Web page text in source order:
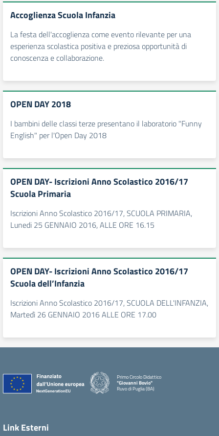
Accoglienza Scuola Infanzia
La festa dell'accoglienza come evento rilevante per una
esperienza scolastica positiva e preziosa opportunità di
conoscenza e collaborazione.
OPEN DAY 2018
I bambini delle classi terze presentano il laboratorio "Funny
English" per l'Open Day 2018
OPEN DAY- Iscrizioni Anno Scolastico 2016/17
Scuola Primaria
Iscrizioni Anno Scolastico 2016/17, SCUOLA PRIMARIA,
Lunedi 25 GENNAIO 2016, ALLE ORE 16.15
OPEN DAY- Iscrizioni Anno Scolastico 2016/17
Scuola dell’Infanzia
Iscrizioni Anno Scolastico 2016/17, SCUOLA DELL'INFANZIA,
Martedì 26 GENNAIO 2016 ALLE ORE 17.00
Primo Circolo Didattico
"Giovanni Bovio"
Ruvo di Puglia (BA)
Link Esterni